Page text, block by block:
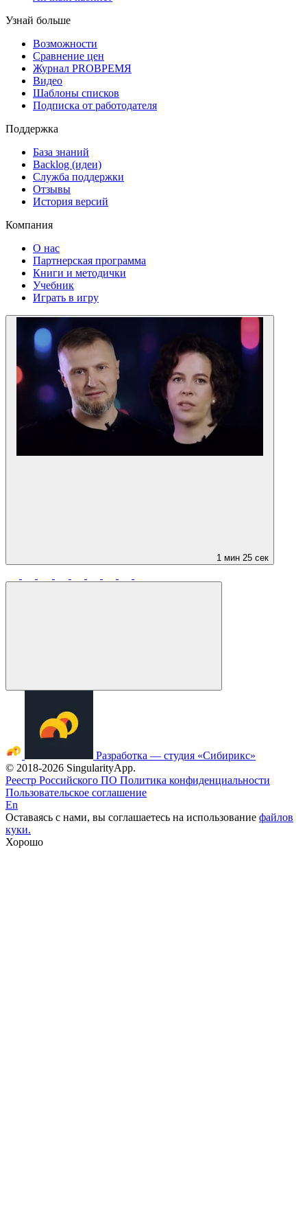
Узнай больше
Возможности
Сравнение цен
Журнал PROВРЕМЯ
Видео
Шаблоны списков
Подписка от работодателя
Поддержка
База знаний
Backlog (идеи)
Служба поддержки
Отзывы
История версий
Компания
О нас
Партнерская программа
Книги и методички
Учебник
Играть в игру
1 мин 25 сек
Разработка — студия «Сибирикс»
© 2018-2026 SingularityApp.
Реестр Российского ПО Политика конфиденциальности
Пользовательское соглашение
En
Оставаясь с нами, вы соглашаетесь на использование файлов
куки.
Хорошо